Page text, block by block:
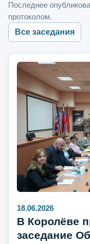
Последнее
протоколом.
Все заседания
18.06.2026
В Королёве
заседание